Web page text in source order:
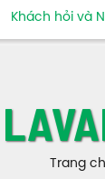
Khách hỏi và
Trang